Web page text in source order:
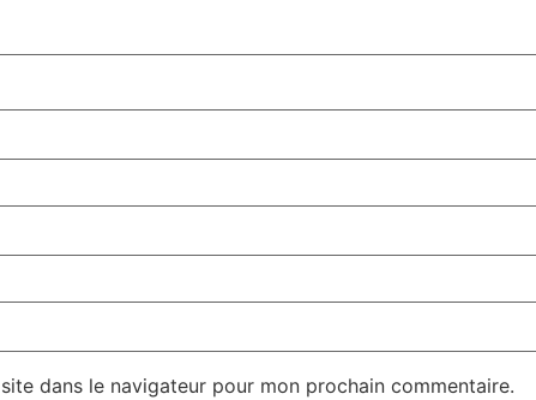
dans le navigateur pour mon prochain commentaire.